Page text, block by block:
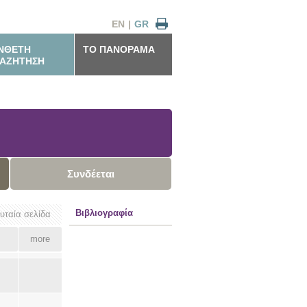
GR
|
EN
ΤΟ ΠΑΝΟΡΑΜΑ
Συνδέεται
σελίδα
more
Βιβλιογραφία